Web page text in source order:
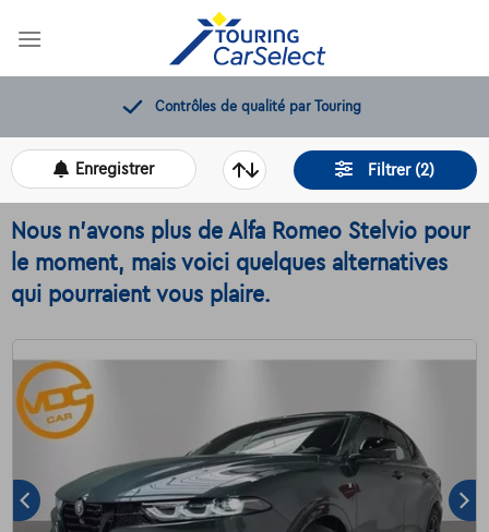
12 mois de dépannage offerts
Filtrer (2)
Enregistrer
Nous n'avons plus de Alfa Romeo Stelvio pour
le moment, mais voici quelques alternatives
qui pourraient vous plaire.